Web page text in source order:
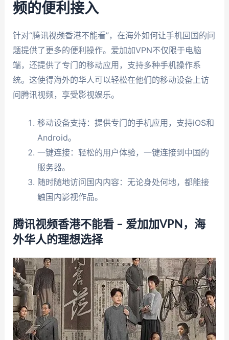
频的便利接入
针对“腾讯视频香港不能看”，在海外如何让手机回国的问
题提供了更多的便利操作。爱加加VPN不仅限于电脑
端，还提供了专门的移动应用，支持多种手机操作系
统。这使得海外的华人可以轻松在他们的移动设备上访
问腾讯视频，享受影视娱乐。
移动设备支持：提供专门的手机应用，支持iOS和
Android。
一键连接：轻松的用户体验，一键连接到中国的
服务器。
随时随地访问国内内容：无论身处何地，都能接
触国内影视作品。
腾讯视频香港不能看 – 爱加加VPN，海
外华人的理想选择